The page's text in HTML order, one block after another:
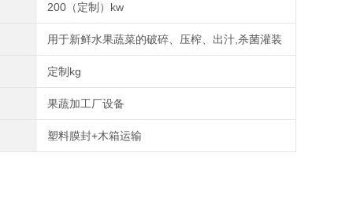
200（定制）kw
用于新鲜水果蔬菜的破碎、压榨、出汁,杀菌灌装
定制kg
果蔬加工厂设备
塑料膜封+木箱运输